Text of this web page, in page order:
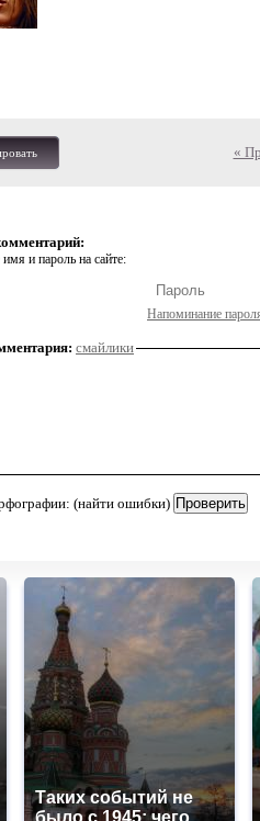
«
и пароль на сайте:
Напоминание
смайлики
(найти ошибки)
Таких событий не
было с 1945: чего